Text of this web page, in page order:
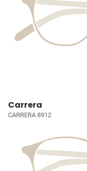
Carrera
CARRERA 8912